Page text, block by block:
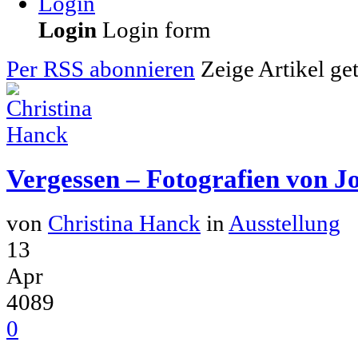
Login Login form
Per RSS abonnieren Zeige Artikel
Vergessen – Fotografien von
von Christina Hanck in Ausstellung
13
Apr
4089
0